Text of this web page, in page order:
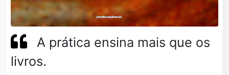
A prática ensina mais que os
livros.